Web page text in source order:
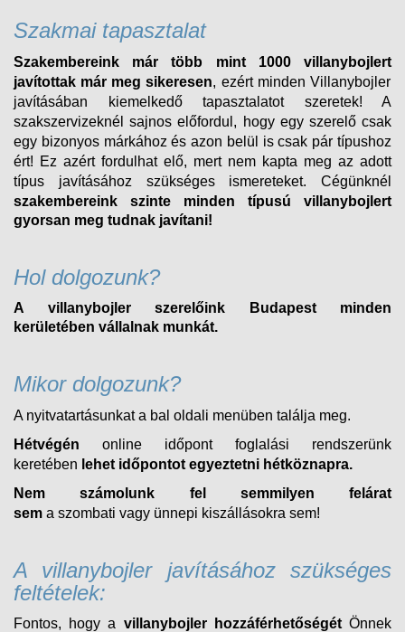
Szakmai tapasztalat
Szakembereink már több mint 1000 villanybojlert
javítottak már meg sikeresen, ezért minden Villanybojler
javításában kiemelkedő tapasztalatot szeretek! A
szakszervizeknél sajnos előfordul, hogy egy szerelő csak
egy bizonyos márkához és azon belül is csak pár típushoz
ért! Ez azért fordulhat elő, mert nem kapta meg az adott
típus javításához szükséges ismereteket. Cégünknél
szakembereink szinte minden típusú villanybojlert
gyorsan meg tudnak javítani!
Hol dolgozunk?
A villanybojler szerelőink Budapest minden
kerületében vállalnak munkát.
Mikor dolgozunk?
A nyitvatartásunkat a bal oldali menüben találja meg.
Hétvégén online időpont foglalási rendszerünk
keretében lehet időpontot egyeztetni hétköznapra.
Nem számolunk fel semmilyen felárat
sem a szombati vagy ünnepi kiszállásokra sem!
A villanybojler javításához szükséges
feltételek:
Fontos, hogy a villanybojler hozzáférhetőségétÖnnek